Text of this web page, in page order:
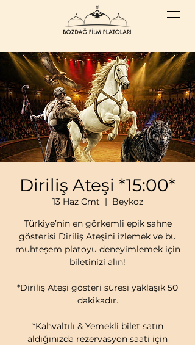
Diriliş Ateşi *15:00*
13 Haz Cmt
  |
Beykoz
Türkiye’nin en görkemli epik sahne
gösterisi Diriliş Ateşini izlemek ve bu
muhteşem platoyu deneyimlemek için
biletinizi alın!
*Diriliş Ateşi gösteri süresi yaklaşık 50
dakikadır.
*Kahvaltılı & Yemekli bilet satın
aldığınızda rezervasyon saati için